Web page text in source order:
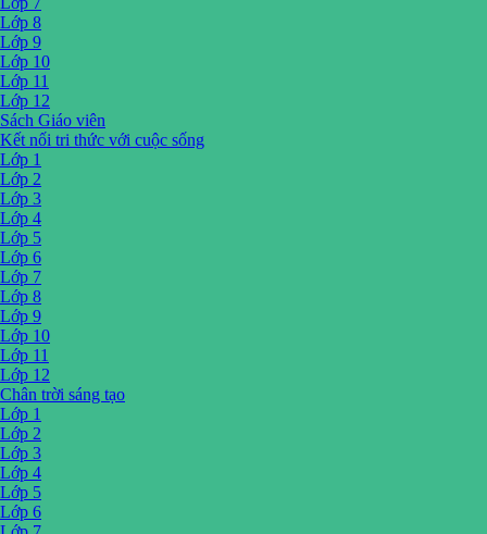
Lớp 8
Lớp 9
Lớp 10
Lớp 11
Lớp 12
Sách Giáo viên
Kết nối tri thức với cuộc sống
Lớp 1
Lớp 2
Lớp 3
Lớp 4
Lớp 5
Lớp 6
Lớp 7
Lớp 8
Lớp 9
Lớp 10
Lớp 11
Lớp 12
Chân trời sáng tạo
Lớp 1
Lớp 2
Lớp 3
Lớp 4
Lớp 5
Lớp 6